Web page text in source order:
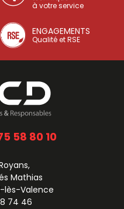
à votre service
ENGAGEMENTS
Qualité et RSE
58 80 10
Mathias
lès-Valence
74 46